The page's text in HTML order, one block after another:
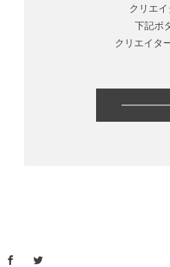
クリエイ
下記ボ
クリエイタ